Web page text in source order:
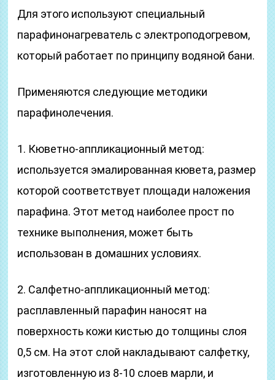
Для этого используют специальный
парафинонагреватель с электроподогревом,
который работает по принципу водяной бани.
Применяются следующие методики
парафинолечения.
1. Кюветно-аппликационный метод:
используется эмалированная кювета, размер
которой соответствует площади наложения
парафина. Этот метод наиболее прост по
технике выполнения, может быть
использован в домашних условиях.
2. Салфетно-аппликационный метод:
расплавленный парафин наносят на
поверхность кожи кистью до толщины слоя
0,5 см. На этот слой накладывают салфетку,
изготовленную из 8-10 слоев марли, и